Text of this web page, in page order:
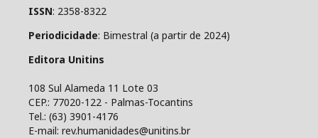
ISSN: 2358-8322
Periodicidade: Bimestral (a partir de 2024)
Editora Unitins
108 Sul Alameda 11 Lote 03
CEP.: 77020-122 - Palmas-Tocantins
Tel.: (63) 3901-4176
E-mail: rev.humanidades@unitins.br